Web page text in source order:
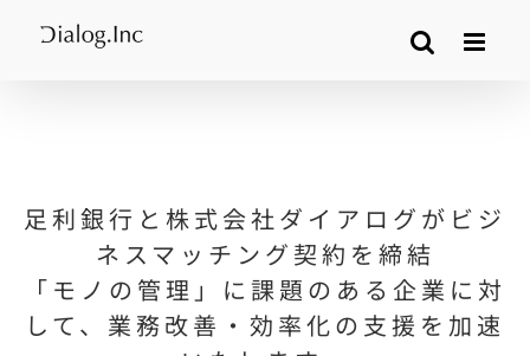
足利銀行と株式会社ダイアログがビジ
ネスマッチング契約を締結
「モノの管理」に課題のある企業に対
して、業務改善・効率化の支援を加速